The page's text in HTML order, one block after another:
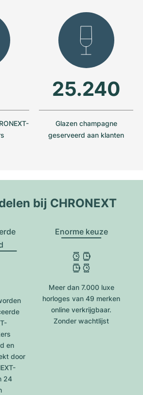
25.240
Glazen champagne
geserveerd aan klanten
bij CHRONEXT
en
door
24
Enorme keuze
Meer dan 7.000 luxe
horloges van 49 merken
online verkrijgbaar.
Zonder wachtlijst